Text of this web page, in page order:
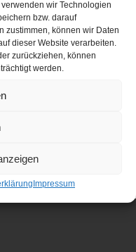
wir Technologien
bzw. darauf
zustimmen, können wir Daten
dieser Website verarbeiten.
zurückziehen, können
werden.
Impressum
Steiners e.V.